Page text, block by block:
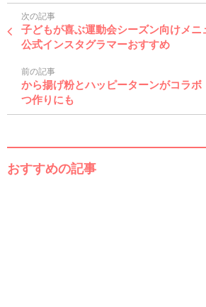
次の記事
子どもが喜ぶ運動会シーズン向けメニ
公式インスタグラマーおすすめ
前の記事
から揚げ粉とハッピーターンがコラボ
つ作りにも
おすすめの記事